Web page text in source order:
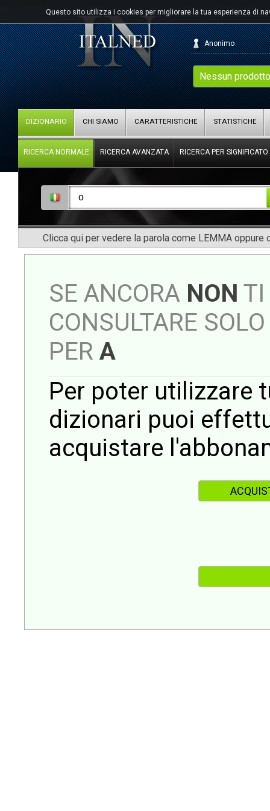
Questo sito utilizza i cookies per migliorare la tua esperienza di
Nessun
Anonimo
DIZIONARIO CHI SIAMO CARATTERISTICHE STATISTICHE
RICERCA NORMALE RICERCA AVANZATA RICERCA PER SIGNIFICATO
Clicca qui per vedere la parola come LEMMA oppure
SE ANCORA NON TI
CONSULTARE
PER A
Per poter utilizzare
dizionari puoi
acquistare